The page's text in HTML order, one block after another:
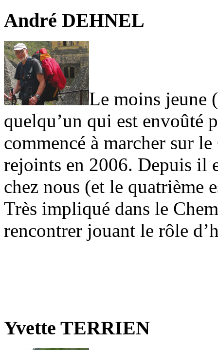
André DEHNEL
Le moins jeune
quelqu’un qui est envoûté
commencé à marcher sur
rejoints en 2006. Depuis il
chez nous (et le quatrième
Très impliqué dans le
rencontrer jouant le rôle
Yvette TERRIEN